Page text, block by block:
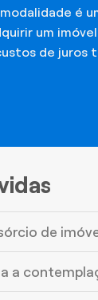
é
um
de juros
de
a